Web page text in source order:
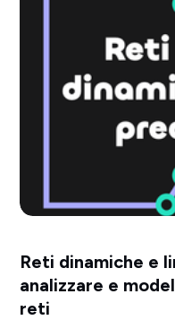
Reti dinamiche e
analizzare e
reti